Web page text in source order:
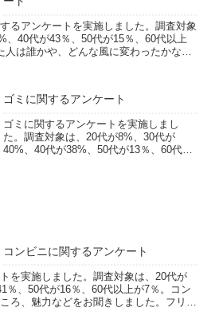
るアンケートを実施しました。調査対象
、40代が43％、50代が15％、60代以上
人は誰かや、どんな風に変わったかなど
ゴミに関するアンケート
ゴミに関するアンケートを実施しまし
た。調査対象は、20代が8%、30代が
40%、40代が38%、50代が13％、60代以
コンビニに関するアンケート
を実施しました。調査対象は、20代が
％、50代が16％、60代以上が7％。コン
ろ、魅力などをお聞きしました。フリー